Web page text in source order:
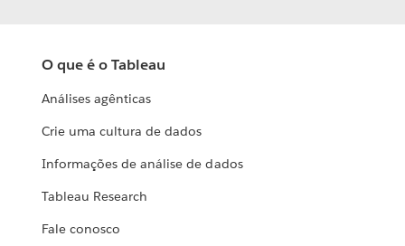
O que é o Tableau
Análises agênticas
Crie uma cultura de dados
Informações de análise de dados
Tableau Research
Fale conosco